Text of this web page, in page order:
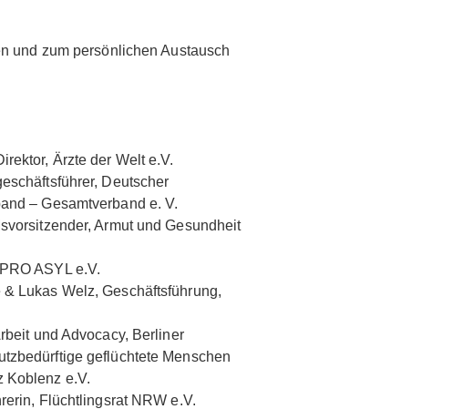
und zum persönlichen Austausch
Ärzte der Welt e.V.
Deutscher
– Gesamtverband e. V.
Armut und Gesundheit
ASYL e.V.
Lukas Welz, Geschäftsführung,
und Advocacy, Berliner
geflüchtete Menschen
Koblenz e.V.
Flüchtlingsrat NRW e.V.